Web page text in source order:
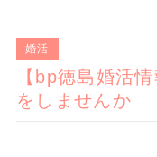
婚活
【bp徳島婚活
をしませんか